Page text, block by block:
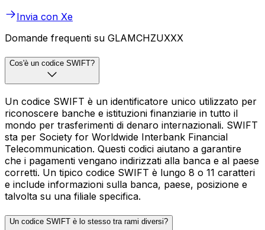
Invia con Xe
Domande frequenti su GLAMCHZUXXX
Cos'è un codice SWIFT?
Un codice SWIFT è un identificatore unico utilizzato per
riconoscere banche e istituzioni finanziarie in tutto il
mondo per trasferimenti di denaro internazionali. SWIFT
sta per Society for Worldwide Interbank Financial
Telecommunication. Questi codici aiutano a garantire
che i pagamenti vengano indirizzati alla banca e al paese
corretti. Un tipico codice SWIFT è lungo 8 o 11 caratteri
e include informazioni sulla banca, paese, posizione e
talvolta su una filiale specifica.
Un codice SWIFT è lo stesso tra rami diversi?